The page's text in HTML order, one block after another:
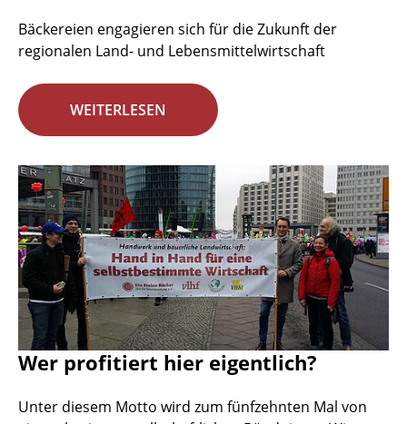
Bäckereien engagieren sich für die Zukunft der
regionalen Land- und Lebensmittelwirtschaft
WEITERLESEN
Wer profitiert hier eigentlich?
Unter diesem Motto wird zum fünfzehnten Mal von